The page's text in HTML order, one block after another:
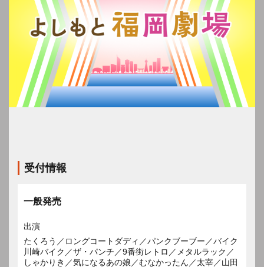
受付情報
一般発売
出演
たくろう／ロングコートダディ／パンクブーブー／バイク
川崎バイク／ザ・パンチ／9番街レトロ／メタルラック／
しゃかりき／気になるあの娘／むなかったん／太宰／山田